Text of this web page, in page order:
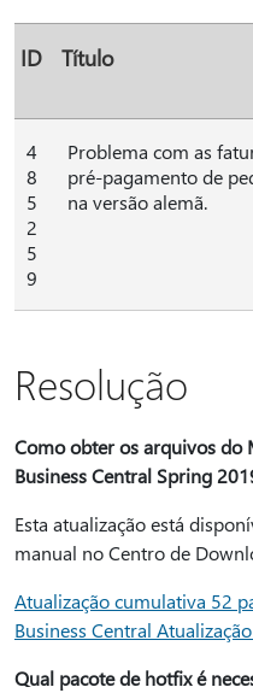
ID Título
4
8
5
2
5
9
Problema com as
pré-pagamento de
na versão alemã.
Resolução
Como obter os arquivos do
Business Central Spring
Esta atualização está
manual no Centro de
Atualização cumulativa 52
Business Central
Qual pacote de hotfix é